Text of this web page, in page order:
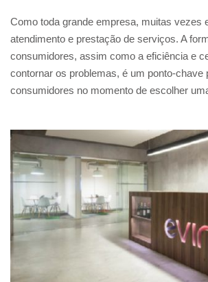
Como toda grande empresa, muitas vezes
atendimento e prestação de serviços. A
consumidores, assim como a eficiência e
contornar os problemas, é um ponto-chave
consumidores no momento de escolher